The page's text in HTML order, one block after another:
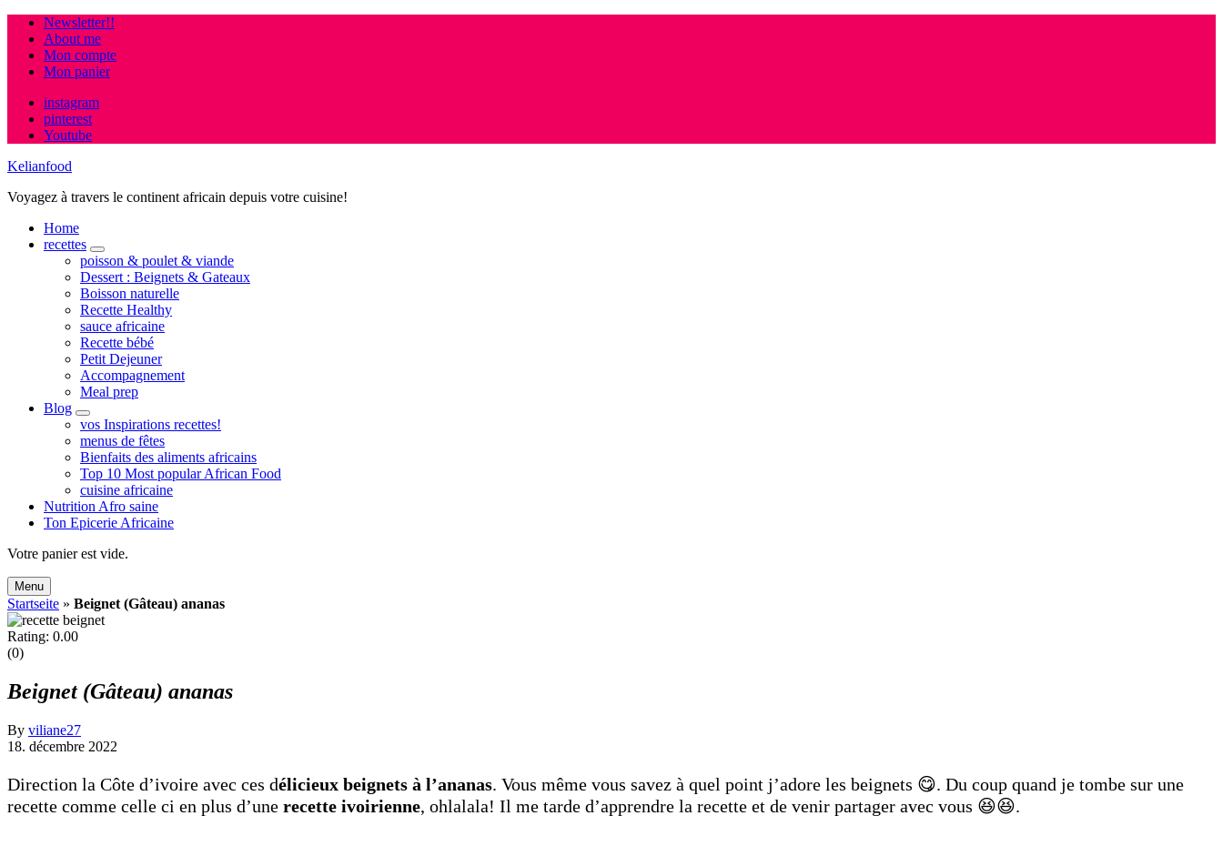
Newsletter!!
About me
Mon compte
Mon panier
instagram
pinterest
Youtube
Kelianfood
Voyagez à travers le continent africain depuis votre cuisine!
Home
recettes
expand
child
menu
poisson & poulet & viande
Dessert : Beignets & Gateaux
Boisson naturelle
Recette Healthy
sauce africaine
Recette bébé
Petit Dejeuner
Accompagnement
Meal prep
Blog
expand
child
menu
vos Inspirations recettes!
menus de fêtes
Bienfaits des aliments africains
Top 10 Most popular African Food
cuisine africaine
Nutrition Afro saine
Ton Epicerie Africaine
Search
Votre panier est vide.
Menu
Startseite » Beignet (Gâteau) ananas
Rating: 0.00
(0)
Beignet (Gâteau) ananas
By viliane27
18. décembre 2022
Direction la Côte d’ivoire avec ces délicieux beignets à l’ananas. Vous même vous savez à quel point j’adore les beignets 😋. Du coup quand je tombe sur une
recette comme celle ci en plus d’une recette ivoirienne, ohlalala! Il me tarde d’apprendre la recette et de venir partager avec vous 😆😆.